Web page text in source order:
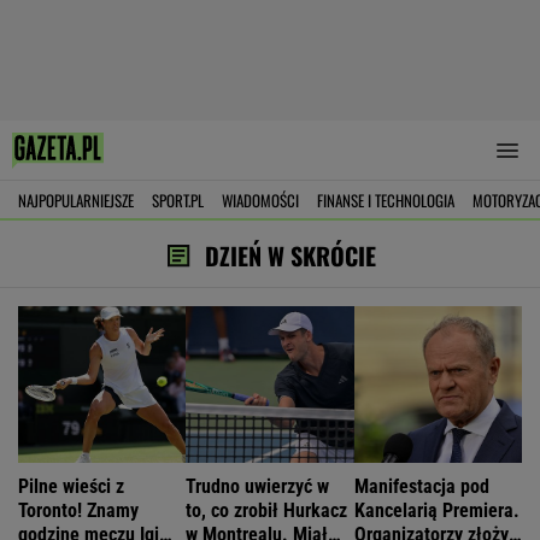
NAJPOPULARNIEJSZE SPORT.PL WIADOMOŚCI FINANSE I TECHNOLOGIA
DZIEŃ W SKRÓCIE
Pilne wieści z
Toronto! Znamy
godzinę meczu Igi
Trudno uwierzyć w
to, co zrobił Hurkacz
w Montrealu. Miał
Manifestacja pod
Kancelarią Premiera.
Organizatorzy złożyli